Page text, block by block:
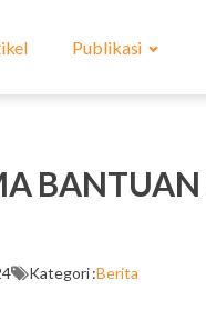
Publikasi
Kategori :Berita